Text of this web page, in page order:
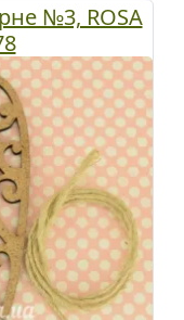
№3, ROSA